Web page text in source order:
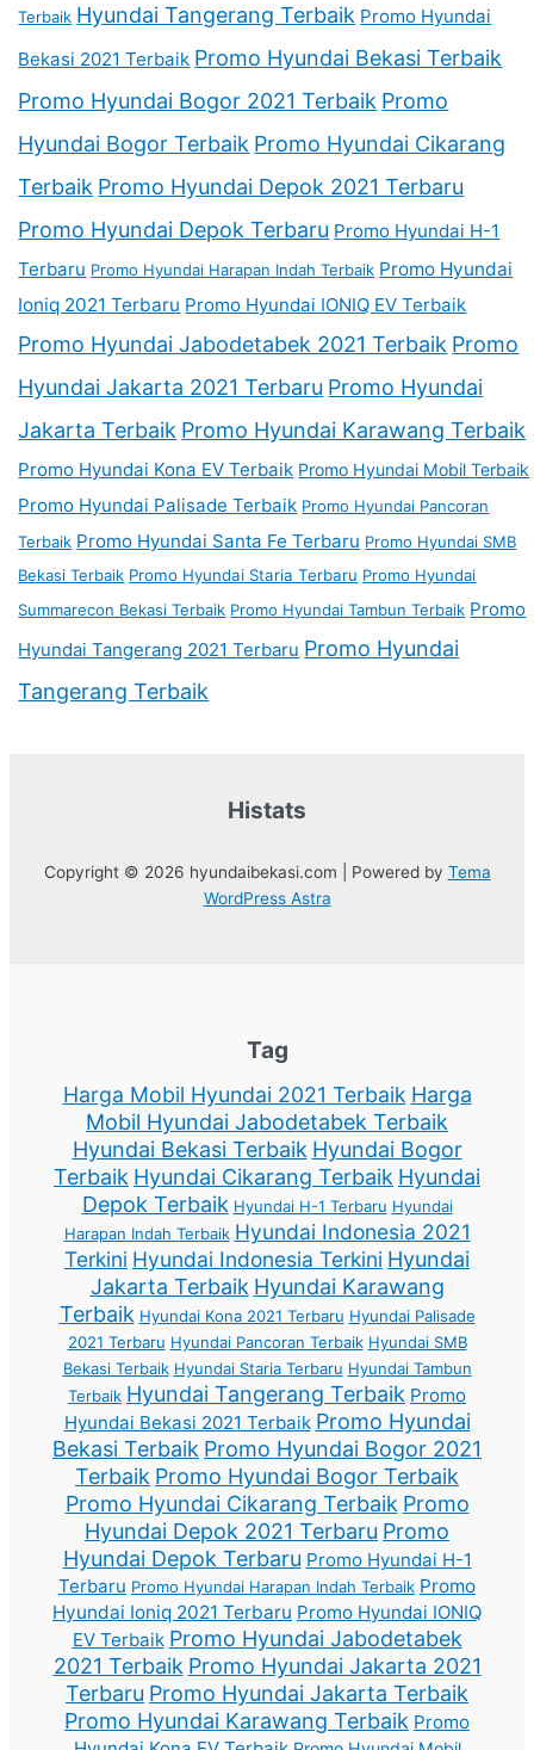
Terbaik Hyundai Tangerang Terbaik Promo Hyundai
Bekasi 2021 Terbaik Promo Hyundai Bekasi Terbaik
Promo Hyundai Bogor 2021 Terbaik Promo
Hyundai Bogor Terbaik Promo Hyundai Cikarang
Terbaik Promo Hyundai Depok 2021 Terbaru
Promo Hyundai Depok Terbaru Promo Hyundai H-1
Terbaru Promo Hyundai Harapan Indah Terbaik Promo Hyundai
Ioniq 2021 Terbaru Promo Hyundai IONIQ EV Terbaik
Promo Hyundai Jabodetabek 2021 Terbaik Promo
Hyundai Jakarta 2021 Terbaru Promo Hyundai
Jakarta Terbaik Promo Hyundai Karawang Terbaik
Promo Hyundai Kona EV Terbaik Promo Hyundai Mobil Terbaik
Promo Hyundai Palisade Terbaik Promo Hyundai Pancoran
Terbaik Promo Hyundai Santa Fe Terbaru Promo Hyundai SMB
Bekasi Terbaik Promo Hyundai Staria Terbaru Promo Hyundai
Summarecon Bekasi Terbaik Promo Hyundai Tambun Terbaik Promo
Hyundai Tangerang 2021 Terbaru Promo Hyundai
Tangerang Terbaik
Histats
Copyright © 2026 hyundaibekasi.com | Powered by Tema
WordPress Astra
Tag
Harga Mobil Hyundai 2021 Terbaik Harga
Mobil Hyundai Jabodetabek Terbaik
Hyundai Bekasi Terbaik Hyundai Bogor
Terbaik Hyundai Cikarang Terbaik Hyundai
Depok Terbaik Hyundai H-1 Terbaru Hyundai
Harapan Indah Terbaik Hyundai Indonesia 2021
Terkini Hyundai Indonesia Terkini Hyundai
Jakarta Terbaik Hyundai Karawang
Terbaik Hyundai Kona 2021 Terbaru Hyundai Palisade
2021 Terbaru Hyundai Pancoran Terbaik Hyundai SMB
Bekasi Terbaik Hyundai Staria Terbaru Hyundai Tambun
Terbaik Hyundai Tangerang Terbaik Promo
Hyundai Bekasi 2021 Terbaik Promo Hyundai
Bekasi Terbaik Promo Hyundai Bogor 2021
Terbaik Promo Hyundai Bogor Terbaik
Promo Hyundai Cikarang Terbaik Promo
Hyundai Depok 2021 Terbaru Promo
Hyundai Depok Terbaru Promo Hyundai H-1
Terbaru Promo Hyundai Harapan Indah Terbaik Promo
Hyundai Ioniq 2021 Terbaru Promo Hyundai IONIQ
EV Terbaik Promo Hyundai Jabodetabek
2021 Terbaik Promo Hyundai Jakarta 2021
Terbaru Promo Hyundai Jakarta Terbaik
Promo Hyundai Karawang Terbaik Promo